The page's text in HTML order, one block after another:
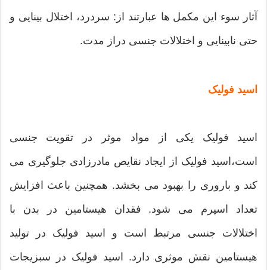
آثار سوء این مکمل ها عبارتند از: سردرد، اختلال بینایی و
حتی نابینایی و اختلالات جنسی دراز مدت.
اسید فولیک
اسید فولیک یکی از مواد موثر در تقویت جنسی
است،اسید فولیک از ایجاد نقایص مادرزادی جلوگیری می
کند و باروری را بهبود می بخشد. همچنین باعث افزایش
تعداد اسپرم می شود. فقدان هیستامین در بدن با
اختلالات جنسی مرتبط است و اسید فولیک در تولید
هیستامین نقش موثری دارد. اسید فولیک در سبزیجات